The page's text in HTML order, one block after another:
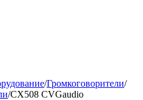
/Громкоговорители/
/CX508 CVGaudio